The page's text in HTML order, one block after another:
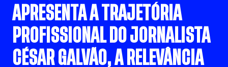
APRESENTA A TRAJETÓRIA
PROFISSIONAL DO JORNALISTA
CÉSAR GALVÃO, A RELEVÂNCIA